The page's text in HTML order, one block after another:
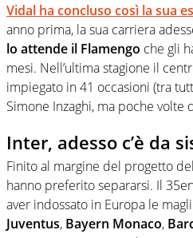
Vidal ha concluso così la sua
anno prima, la sua carriera
lo attende il Flamengo che gli
mesi. Nell’ultima stagione il
impiegato in 41 occasioni (tra
Simone Inzaghi, ma poche volte
Inter, adesso c’è da
Finito al margine del progetto
hanno preferito separarsi. Il
aver indossato in Europa le
Juventus, Bayern Monaco,